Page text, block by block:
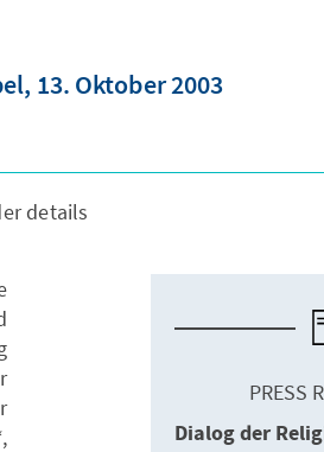
13. Oktober 2003
details
PRESS
Dialog der